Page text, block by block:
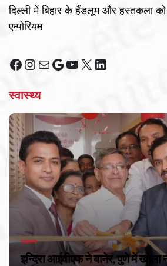
दिल्ली में बिहार के हैंडलूम और हस्तकला को
एम्पोरियम
Facebook
Instagram
MailGoogle
YouTube
X LinkedIn
स्वास्थ्य
POSTED
IN
स्वास्थ्य
इन्दिरा आईवीएफ ने बानेर, पुणे में खोला